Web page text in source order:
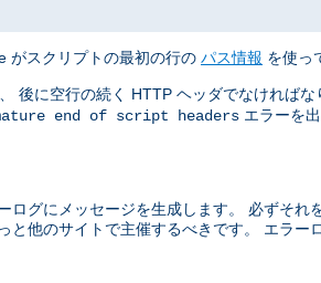
がスクリプトの最初の行の パス情報 を使っ
後に空行の続く HTTP ヘッダでなければ
end of script headers エラーを
グにメッセージを生成します。 必ずそ
と他のサイトで主催するべきです。 エラ